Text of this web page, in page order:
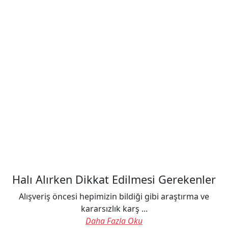
Halı Alırken Dikkat Edilmesi Gerekenler
Alışveriş öncesi hepimizin bildiği gibi araştırma ve
kararsızlık karş ...
Daha Fazla Oku